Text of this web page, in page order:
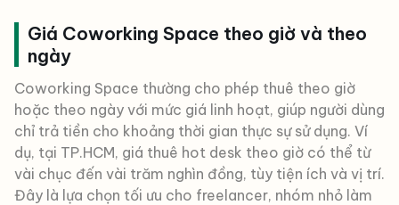
Giá Coworking Space theo giờ và theo
ngày
Coworking Space thường cho phép thuê theo giờ
hoặc theo ngày với mức giá linh hoạt, giúp người dùng
chỉ trả tiền cho khoảng thời gian thực sự sử dụng. Ví
dụ, tại TP.HCM, giá thuê hot desk theo giờ có thể từ
vài chục đến vài trăm nghìn đồng, tùy tiện ích và vị trí.
Đây là lựa chọn tối ưu cho freelancer, nhóm nhỏ làm